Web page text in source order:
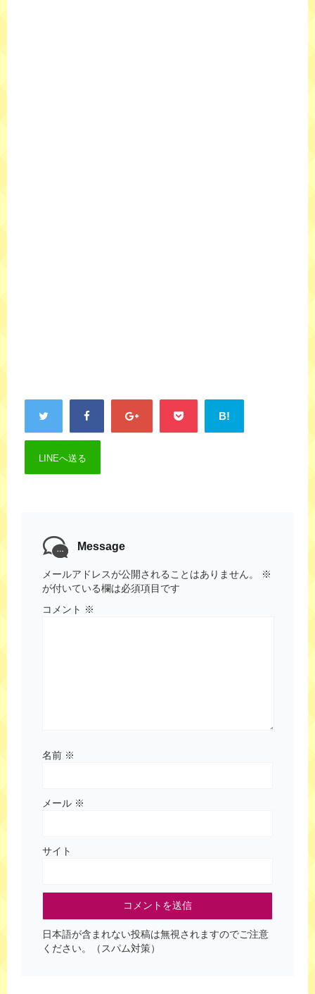
B!
LINEへ送る
Message
メールアドレスが公開されることはありません。
※
が付いている欄は必須項目です
コメント ※
名前 ※
メール ※
サイト
日本語が含まれない投稿は無視されますのでご注意
ください。（スパム対策）